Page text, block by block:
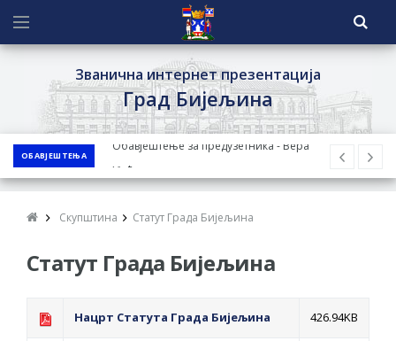
Званична интернет презентација
Град Бијељина
ОБАВЈЕШТЕЊА
ЈАВНИ ПОЗИВ ЗА ПРИЈАВУ
НЕПРОПИСНОГ ОДЛАГАЊА ОТПАДА УЗ
БЕСПОВРАТНИХ СРЕДСТАВА ЗА
СУФИНАНСИРАЊЕ КУПОВИНЕ СЕОСКЕ
Скупштина Статут Града Бијељина
Статут Града Бијељина
Нацрт Статута Града Бијељина 426.94KB